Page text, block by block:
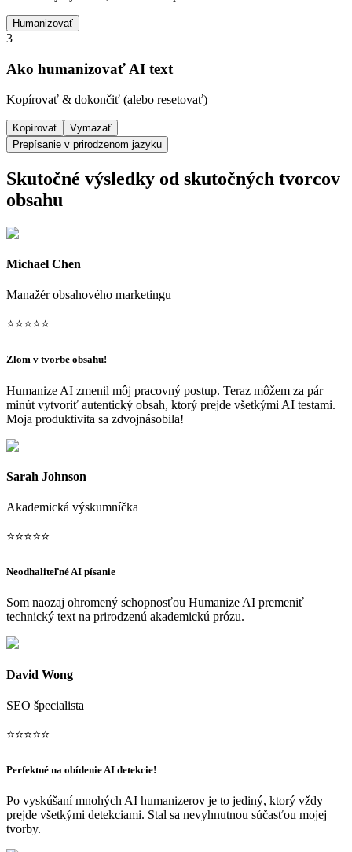
Humanizovať
3
Ako humanizovať AI text
Kopírovať & dokončiť (alebo resetovať)
Kopírovať
Vymazať
Prepísanie v prirodzenom jazyku
Skutočné výsledky od skutočných tvorcov
obsahu
Michael Chen
Manažér obsahového marketingu
⭐⭐⭐⭐⭐
Zlom v tvorbe obsahu!
Humanize AI zmenil môj pracovný postup. Teraz môžem za pár
minút vytvoriť autentický obsah, ktorý prejde všetkými AI testami.
Moja produktivita sa zdvojnásobila!
Sarah Johnson
Akademická výskumníčka
⭐⭐⭐⭐⭐
Neodhaliteľné AI písanie
Som naozaj ohromený schopnosťou Humanize AI premeniť
technický text na prirodzenú akademickú prózu.
David Wong
SEO špecialista
⭐⭐⭐⭐⭐
Perfektné na obídenie AI detekcie!
Po vyskúšaní mnohých AI humanizerov je to jediný, ktorý vždy
prejde všetkými detekciami. Stal sa nevyhnutnou súčasťou mojej
tvorby.